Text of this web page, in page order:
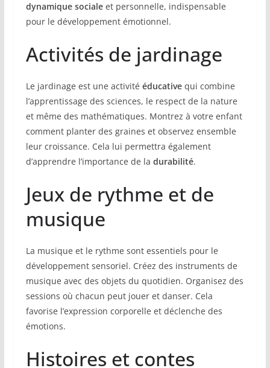
dynamique socialeet personnelle, indispensable
pour le développement émotionnel.
Activités de jardinage
Le jardinage est une activité éducativequi combine
l’apprentissage des sciences, le respect de la nature
et même des mathématiques. Montrez à votre enfant
comment planter des graines et observez ensemble
leur croissance. Cela lui permettra également
d’apprendre l’importance de la durabilité.
Jeux de rythme et de
musique
La musique et le rythme sont essentiels pour le
développement sensoriel. Créez des instruments de
musique avec des objets du quotidien. Organisez des
sessions où chacun peut jouer et danser. Cela
favorise l’expression corporelle et déclenche des
émotions.
Histoires et contes